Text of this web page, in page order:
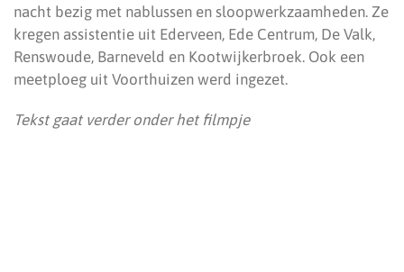
nacht bezig met nablussen en sloopwerkzaamheden. Ze
kregen assistentie uit Ederveen, Ede Centrum, De Valk,
Renswoude, Barneveld en Kootwijkerbroek. Ook een
meetploeg uit Voorthuizen werd ingezet.
Tekst gaat verder onder het filmpje